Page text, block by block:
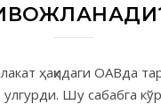
ҳақидаги ОАВда
Шу сабабга